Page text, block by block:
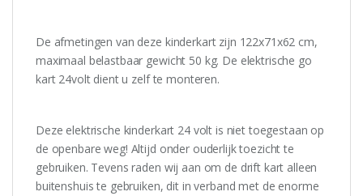
De afmetingen van deze kinderkart zijn 122x71x62 cm,
maximaal belastbaar gewicht 50 kg. De elektrische go
kart 24volt dient u zelf te monteren.
Deze elektrische kinderkart 24 volt is niet toegestaan op
de openbare weg! Altijd onder ouderlijk toezicht te
gebruiken. Tevens raden wij aan om de drift kart alleen
buitenshuis te gebruiken, dit in verband met de enorme